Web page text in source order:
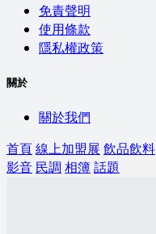
免責聲明
使用條款
隱私權政策
關於
關於我們
首頁線上加盟展 飲品飲料
影音 民調 相簿話題